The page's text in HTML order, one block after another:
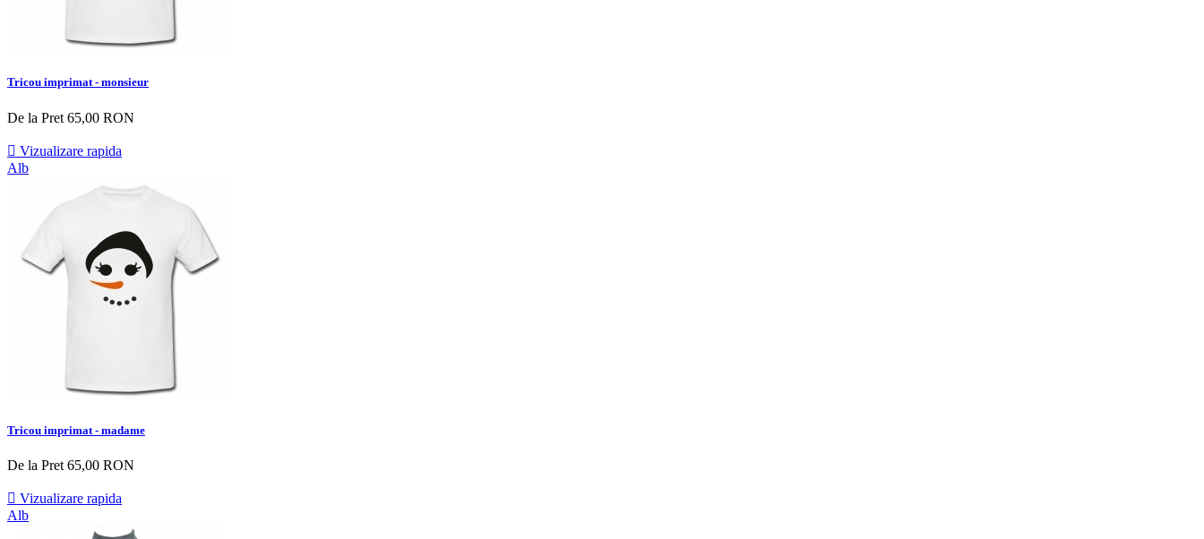
Tricou imprimat - monsieur
De la Pret 65,00 RON
 Vizualizare rapida
Alb
Tricou imprimat - madame
De la Pret 65,00 RON
 Vizualizare rapida
Alb